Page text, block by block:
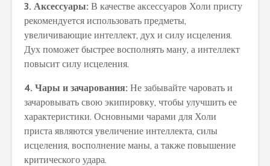
3. Аксессуары: В качестве аксессуаров Холи присту
рекомендуется использовать предметы,
увеличивающие интеллект, дух и силу исцеления.
Дух поможет быстрее восполнять ману, а интеллект
повысит силу исцеления.
4. Чары и зачарования: Не забывайте чаровать и
зачаровывать свою экипировку, чтобы улучшить ее
характеристики. Основными чарами для Холи
приста являются увеличение интеллекта, силы
исцеления, восполнение маны, а также повышение
критического удара.